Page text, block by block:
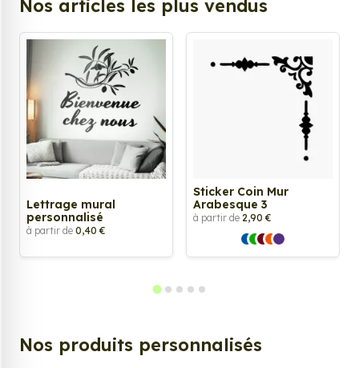
Nos articles les plus vendus
Lettrage mural
personnalisé
à partir de 0,40 €
Sticker Coin Mur
Arabesque 3
à partir de 2,90 €
Nos produits personnalisés